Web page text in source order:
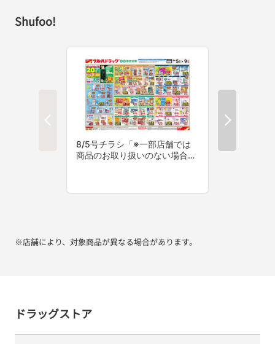
Shufoo!
※店舗により、対象商品が異なる場合があります。
ドラッグストア